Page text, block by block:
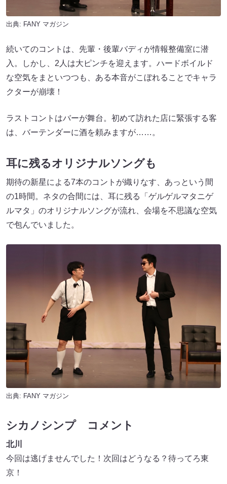
出典: FANY マガジン
続いてのコントは、先輩・後輩バディが情報整備室に潜
入。しかし、2人は大ピンチを迎えます。ハードボイルド
な空気をまといつつも、ある本音がこぼれることでキャラ
クターが崩壊！
ラストコントはバーが舞台。初めて訪れた店に緊張する客
は、バーテンダーに酒を頼みますが……。
耳に残るオリジナルソングも
期待の新星による7本のコントが織りなす、あっという間
の1時間。ネタの合間には、耳に残る「ゲルゲルマタニゲ
ルマタ」のオリジナルソングが流れ、会場を不思議な空気
で包んでいました。
出典: FANY マガジン
シカノシンプ コメント
北川
今回は逃げませんでした！次回はどうなる？待ってろ東
京！